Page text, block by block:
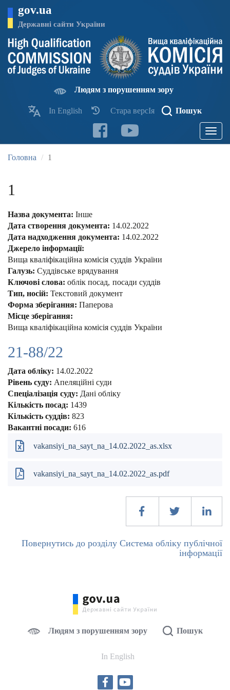
основного
матеріалу
gov.ua
Державні сайти України
Людям з порушенням зору
In English Стара версІя Пошук
Toggle
Головна 1
1
Назва документа: Інше
Дата створення документа: 14.02.2022
Дата надходження документа: 14.02.2022
Джерело інформації:
Вища кваліфікаційна комісія суддів України
Галузь: Суддівське врядування
Ключові слова: облік посад посади суддів
Тип, носій: Текстовий документ
Форма зберігання: Паперова
Місце зберігання:
Вища кваліфікаційна комісія суддів України
21-88/22
Дата обліку: 14.02.2022
Рівень суду: Апеляційні суди
Спеціалізація суду: Дані обліку
Кількість посад: 1439
Кількість суддів: 823
Вакантні посади: 616
vakansiyi_na_sayt_na_14.02.2022_as.xlsx
vakansiyi_na_sayt_na_14.02.2022_as.pdf
Повернутись до розділу Система обліку публічної
інформації
Людям з порушенням зору Пошук
In English